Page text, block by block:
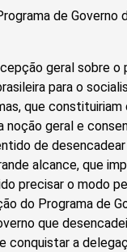
de Governo
geral sobre o
para o
que constituiriam
noção geral e
de
alcance, que
precisar o modo
do Programa de
que
conquistar a